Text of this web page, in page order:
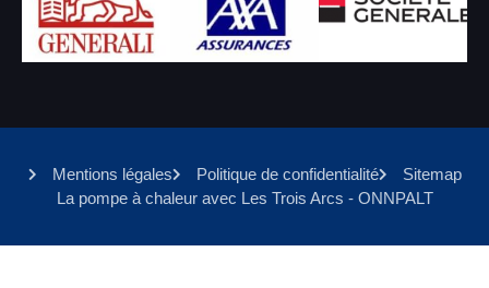
Mentions légales Politique de confidentialité
Sitemap
La pompe à chaleur avec Les Trois Arcs - ONNPALT